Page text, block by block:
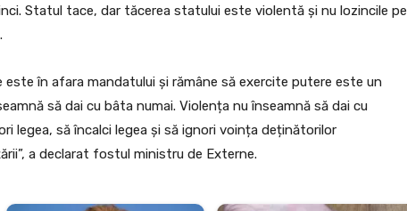
Statul tace, dar tăcerea statului este violentă și nu lozincile pe
este în afara mandatului și rămâne să exercite putere este un
să dai cu bâta numai. Violența nu înseamnă să dai cu
legea, să încalci legea și să ignori voința deținătorilor
a declarat fostul ministru de Externe.